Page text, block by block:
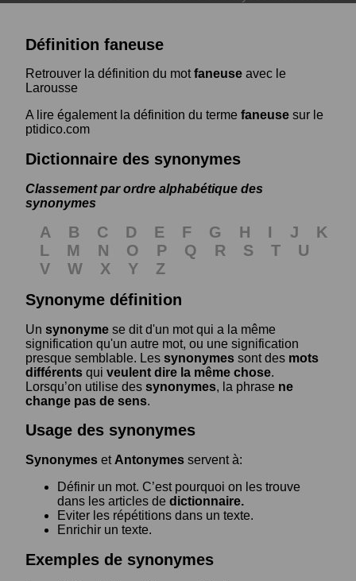
Définition faneuse
Retrouver la définition du motfaneuse avec le
Larousse
A lire également la définition du terme faneuse sur le
ptidico.com
Dictionnaire des synonymes
Classement par ordre alphabétique des
synonymes
A B C D E F G H I J
K
L
M N O P Q R S T
U
V
W X Y
Z
Synonyme définition
Un synonyme se dit d'un mot qui a la même
signification qu'un autre mot, ou une signification
presque semblable. Les synonymes sont des mots
différents qui veulent dire la même chose.
Lorsqu’on utilise des synonymes, la phrase ne
change pas de sens.
Usage des synonymes
Synonymes et Antonymes servent à:
Définir un mot. C’est pourquoi on les trouve
dans les articles de dictionnaire.
Eviter les répétitions dans un texte.
Enrichir un texte.
Exemples de synonymes